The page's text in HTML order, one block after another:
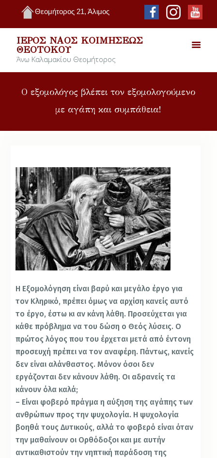
Θεομήτορος 21, Άλιμος
ΙΕΡΌΣ ΝΑΌΣ ΚΟΙΜΉΣΕΩΣ
ΘΕΟΤΌΚΟΥ
Άνω Καλαμακίου Θεομήτορος
O εξομολόγος βλέπει τον εξομολογούμενο
με αγάπη και συμπάθεια!
Η Εξομολόγηση είναι βαρύ και μεγάλο έργο για
τον Κληρικό, πρέπει όμως να αρχίση κανείς αυτό
το έργο, έστω κι αν κάνη λάθη. Προσεύχεται για
κάθε πρόβλημα να του δώση ο Θεός λύσεις. Ο
πρώτος λόγος που του έρχεται μετά από έντονη
προσευχή πρέπει να τον αναφέρη. Πάντως, κανείς
δεν είναι αλάνθαστος. Μόνον όσοι δεν
εργάζονται δεν κάνουν λάθη. Οι αδρανείς τα
κάνουν όλα καλά;
– Είναι φοβερό πράγμα η αύξηση της αγάπης των
ανθρώπων προς την ψυχολογία. Η ψυχολογία
βοηθά τους Δυτικούς, αλλά το φοβερό είναι όταν
την μαθαίνουν οι Ορθόδοξοι και με αυτήν
αντικαθιστούν την νηπτική παράδοση της